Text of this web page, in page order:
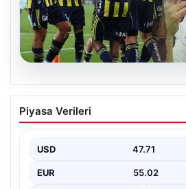
Atletico Mineiro’dan
orta sahasına sürpriz ilgi:
Atletico Mineiro cephesinden
Piyasa Verileri
USD 47.71
EUR 55.02